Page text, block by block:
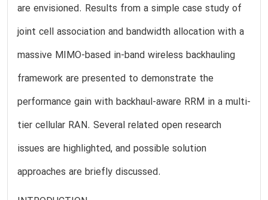
are envisioned. Results from a simple case study of
joint cell association and bandwidth allocation with a
massive MIMO-based in-band wireless backhauling
framework are presented to demonstrate the
performance gain with backhaul-aware RRM in a multi-
tier cellular RAN. Several related open research
issues are highlighted, and possible solution
approaches are briefly discussed.